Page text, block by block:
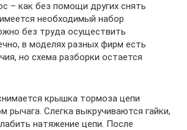
– как без помощи других снять
необходимый набор
без труда осуществить
в моделях разных фирм есть
но схема разборки остается
крышка тормоза цепи
рычага. Слегка выкручиваются гайки,
натяжение цепи. После